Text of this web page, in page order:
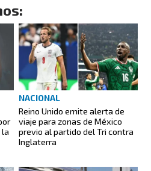
NACIONAL
Reino Unido emite alerta de
viaje para zonas de México
previo al partido del Tri contra
Inglaterra